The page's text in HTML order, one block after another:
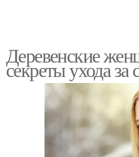
Деревенские
секреты ухода за